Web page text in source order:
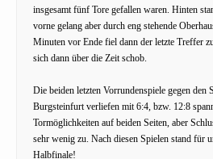
insgesamt fünf Tore gefallen waren. Hinten
vorne gelang aber durch eng stehende
Minuten vor Ende fiel dann der letzte Treffer
sich dann über die Zeit schob.
Die beiden letzten Vorrundenspiele gegen den
Burgsteinfurt verliefen mit 6:4, bzw. 12:8
Tormöglichkeiten auf beiden Seiten, aber
sehr wenig zu. Nach diesen Spielen stand für
Halbfinale!